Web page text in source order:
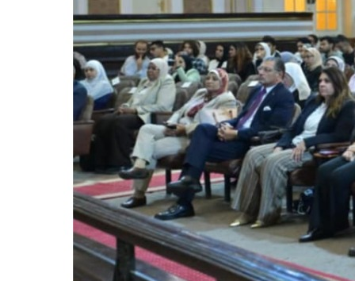
الأقسام العلمية
الإجتماع الريفي والإرشاد الزراعي
الأراضى
الإقتصاد الزراعى
الألـــبان
أمراض النبات
الإنتاج الحيواني
بساتين الزينة
بساتين الفاكهة
الحشرات الإقتصادية والمبيدات
الحيوان والنيماتولوجيا الزراعية
الخضر
الصناعات الغذائية
الكيميـــاء الحيوية